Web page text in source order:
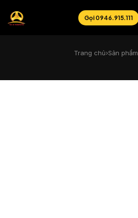
Gọi 0946.915.111
Trang chủ›Sản phẩm